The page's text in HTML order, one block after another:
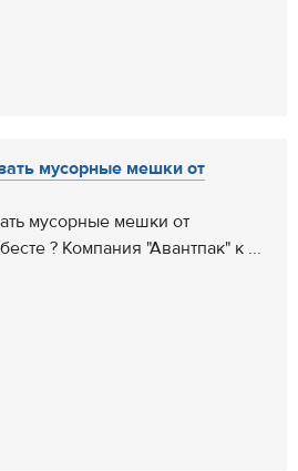
мусорные мешки от
мусорные мешки от
? Компания "Авантпак" к ...